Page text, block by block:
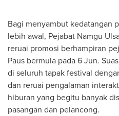
Bagi menyambut kedatangan
lebih awal, Pejabat Namgu
reruai promosi berhampiran
Paus bermula pada 6 Jun.
di seluruh tapak festival
dan reruai pengalaman
hiburan yang begitu banyak
pasangan dan pelancong.